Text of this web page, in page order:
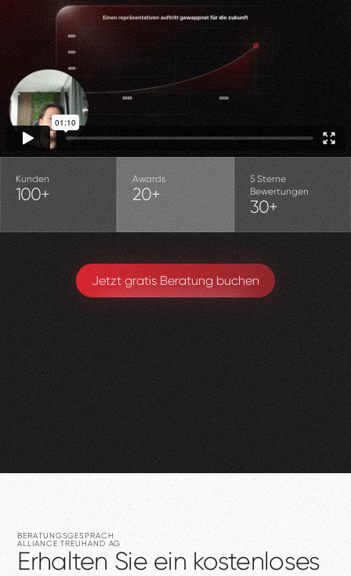
Kunden
100+
Awards
20+
5 Sterne
Bewertungen
30+
Jetzt gratis Beratung buchen
BERATUNGSGESPRÄCH
ALLIANCE TREUHAND AG
Erhalten Sie ein kostenloses